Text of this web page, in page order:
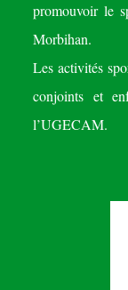
promouvoir le
Morbihan.
Les activités
conjoints et
l’UGECAM.